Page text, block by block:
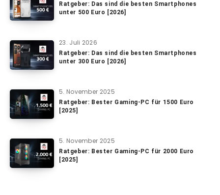
Ratgeber: Das sind die besten Smartphones
unter 500 Euro [2026]
23. Juli 2026
Ratgeber: Das sind die besten Smartphones
unter 300 Euro [2026]
5. November 2025
Ratgeber: Bester Gaming-PC für 1500 Euro
[2025]
5. November 2025
Ratgeber: Bester Gaming-PC für 2000 Euro
[2025]